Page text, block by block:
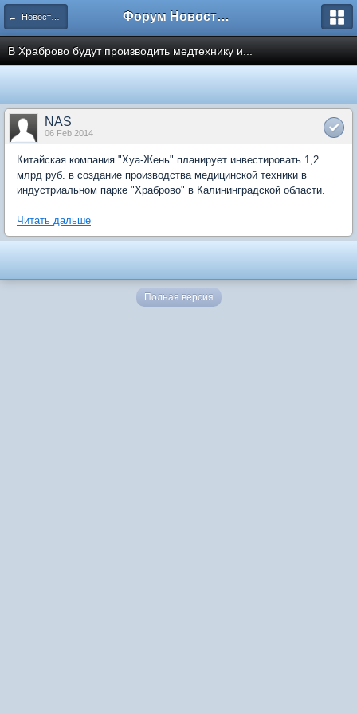
← Новости рынка недвижимости Форум Новостройки
В Храброво будут производить медтехнику и...
NAS
06 Feb 2014
Китайская компания "Хуа-Жень" планирует инвестировать 1,2
млрд руб. в создание производства медицинской техники в
индустриальном парке "Храброво" в Калининградской области.
Читать дальше
Полная версия